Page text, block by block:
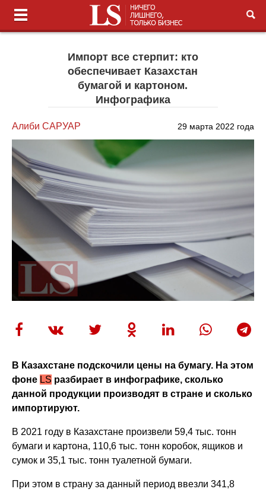
Импорт все стерпит: кто
обеспечивает Казахстан
бумагой и картоном.
Инфографика
Алиби САРУАР 29 марта 2022 года
В Казахстане подскочили цены на бумагу. На этом
фоне LS разбирает в инфографике, сколько
данной продукции производят в стране и сколько
импортируют.
В 2021 году в Казахстане произвели 59,4 тыс. тонн
бумаги и картона, 110,6 тыс. тонн коробок, ящиков и
сумок и 35,1 тыс. тонн туалетной бумаги.
При этом в страну за данный период ввезли 341,8